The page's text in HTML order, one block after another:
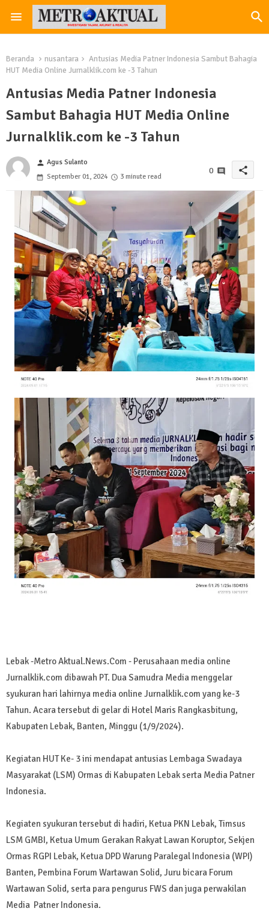
Beranda nusantara
Antusias Media Patner Indonesia Sambut Bahagia
HUT Media Online Jurnalklik.com ke -3 Tahun
Antusias Media Patner Indonesia
Sambut Bahagia HUT Media Online
Jurnalklik.com ke -3 Tahun
person Agus Sulanto
September 01, 2024
3 minute read
0 share
Lebak -Metro Aktual.News.Com - Perusahaan media online
Jurnalklik.com dibawah PT. Dua Samudra Media menggelar
syukuran hari lahirnya media online Jurnalklik.com yang ke-3
Tahun. Acara tersebut di gelar di Hotel Maris Rangkasbitung,
Kabupaten Lebak, Banten, Minggu (1/9/2024).
Kegiatan HUT Ke- 3 ini mendapat antusias Lembaga Swadaya
Masyarakat (LSM) Ormas di Kabupaten Lebak serta Media Patner
Indonesia.
Kegiaten syukuran tersebut di hadiri, Ketua PKN Lebak, Timsus
LSM GMBI, Ketua Umum Gerakan Rakyat Lawan Koruptor, Sekjen
Ormas RGPI Lebak, Ketua DPD Warung Paralegal Indonesia (WPI)
Banten, Pembina Forum Wartawan Solid, Juru bicara Forum
Wartawan Solid, serta para pengurus FWS dan juga perwakilan
Media Patner Indonesia.